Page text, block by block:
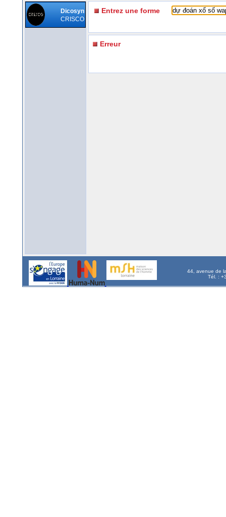
Dicosyn
CRISCO
Entrez une forme
Erreur
44, avenue de
Tél. :